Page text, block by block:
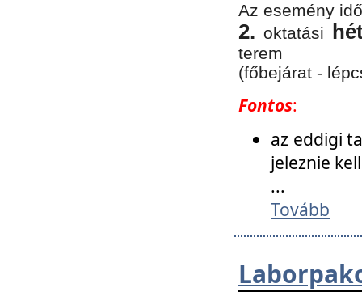
Az esemény
2. oktatási
terem
(főbejárat -
Fontos:
az eddigi
jeleznie
...
Tovább